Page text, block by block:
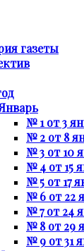
газеты
№ 1 от 3
№ 2 от 8
№ 3 от 10
№ 4 от 15
№ 5 от 17
№ 6 от 22
№ 7 от 24
№ 8 от 29
№ 9 от 31